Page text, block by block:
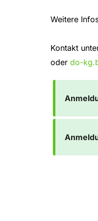
Weitere
Kontakt
oder do-